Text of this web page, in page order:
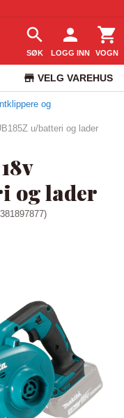
SØK LOGG INN VOGN
VELG VAREHUS
KUNDESERVICE
og
u/batteri og lader
og lader